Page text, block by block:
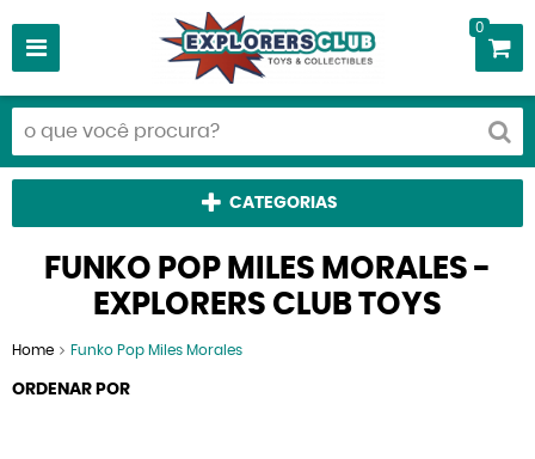
0
CATEGORIAS
FUNKO POP MILES MORALES -
EXPLORERS CLUB TOYS
Home Funko Pop Miles Morales
ORDENAR POR